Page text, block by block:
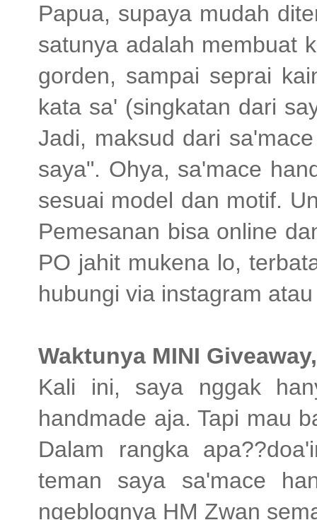
Papua, supaya mudah
satunya adalah membuat
gorden, sampai seprai
kata sa' (singkatan dari
Jadi, maksud dari
saya". Ohya, sa'mace
sesuai model dan motif.
Pemesanan bisa online
PO jahit mukena lo,
hubungi via instagram
Waktunya MINI
Kali ini, saya nggak
handmade aja. Tapi mau
Dalam rangka
teman saya sa'mace
ngeblognya HM Zwan